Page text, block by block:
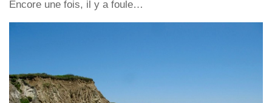
Encore une fois, il y a foule…